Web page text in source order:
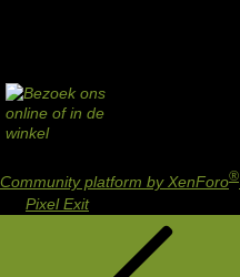
Community platform by XenForo®
Pixel Exit